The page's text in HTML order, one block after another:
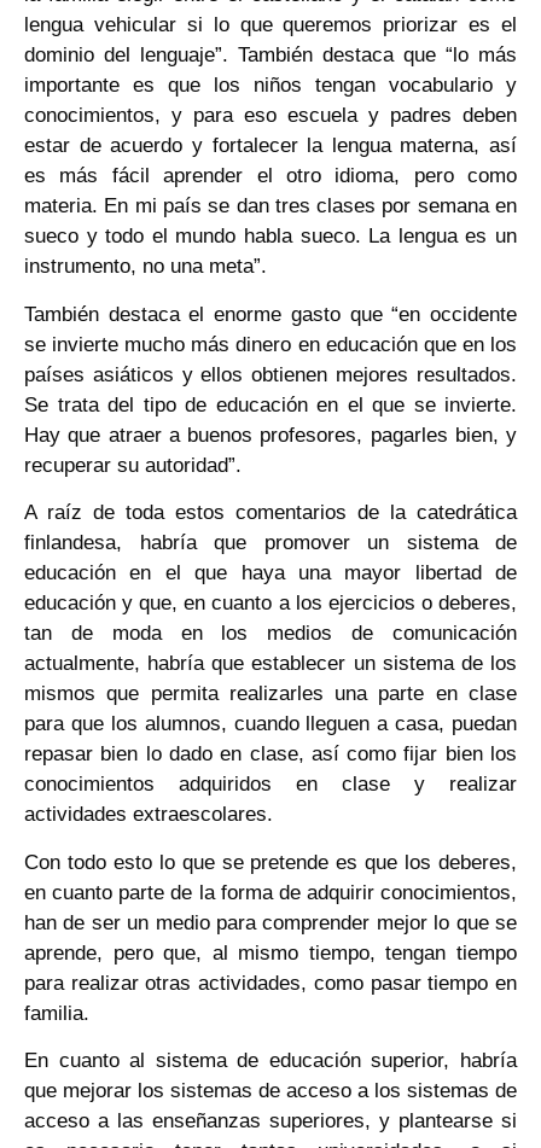
lengua vehicular si lo que queremos priorizar es el
dominio del lenguaje”. También destaca que “lo más
importante es que los niños tengan vocabulario y
conocimientos, y para eso escuela y padres deben
estar de acuerdo y fortalecer la lengua materna, así
es más fácil aprender el otro idioma, pero como
materia. En mi país se dan tres clases por semana en
sueco y todo el mundo habla sueco. La lengua es un
instrumento, no una meta”.
También destaca el enorme gasto que “en occidente
se invierte mucho más dinero en educación que en los
países asiáticos y ellos obtienen mejores resultados.
Se trata del tipo de educación en el que se invierte.
Hay que atraer a buenos profesores, pagarles bien, y
recuperar su autoridad”.
A raíz de toda estos comentarios de la catedrática
finlandesa, habría que promover un sistema de
educación en el que haya una mayor libertad de
educación y que, en cuanto a los ejercicios o deberes,
tan de moda en los medios de comunicación
actualmente, habría que establecer un sistema de los
mismos que permita realizarles una parte en clase
para que los alumnos, cuando lleguen a casa, puedan
repasar bien lo dado en clase, así como fijar bien los
conocimientos adquiridos en clase y realizar
actividades extraescolares.
Con todo esto lo que se pretende es que los deberes,
en cuanto parte de la forma de adquirir conocimientos,
han de ser un medio para comprender mejor lo que se
aprende, pero que, al mismo tiempo, tengan tiempo
para realizar otras actividades, como pasar tiempo en
familia.
En cuanto al sistema de educación superior, habría
que mejorar los sistemas de acceso a los sistemas de
acceso a las enseñanzas superiores, y plantearse si